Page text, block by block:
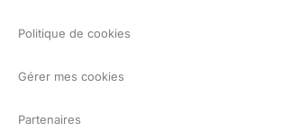
Politique de cookies
Gérer mes cookies
Partenaires